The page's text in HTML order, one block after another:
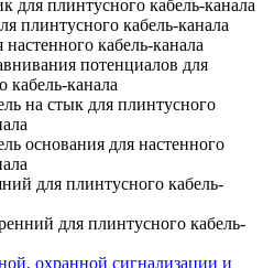
для плинтусного кабель-канала
плинтусного кабель-канала
настенного кабель-канала
потенциалов для
кабель-канала
на стык для плинтусного
основания для настенного
для плинтусного кабель-
для плинтусного кабель-
охранной сигнализации и